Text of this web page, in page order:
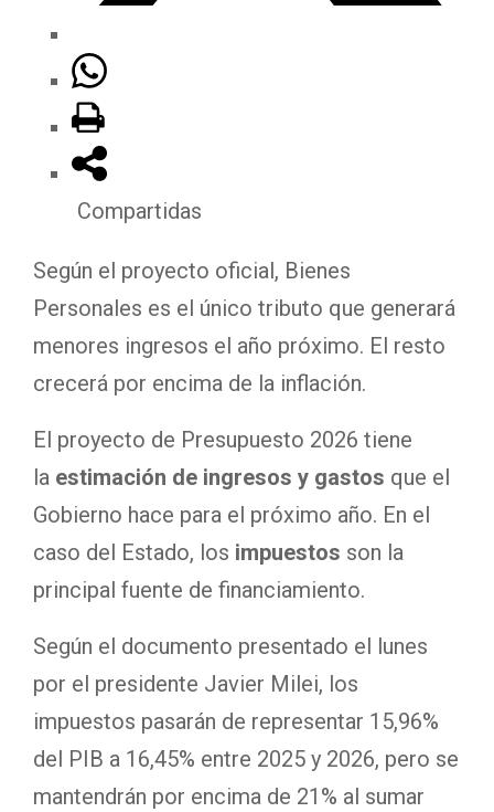
Compartidas
Según el proyecto oficial, Bienes
Personales es el único tributo que generará
menores ingresos el año próximo. El resto
crecerá por encima de la inflación.
El proyecto de Presupuesto 2026 tiene
la estimación de ingresos y gastos que el
Gobierno hace para el próximo año. En el
caso del Estado, los impuestos son la
principal fuente de financiamiento.
Según el documento presentado el lunes
por el presidente Javier Milei, los
impuestos pasarán de representar 15,96%
del PIB a 16,45% entre 2025 y 2026, pero se
mantendrán por encima de 21% al sumar